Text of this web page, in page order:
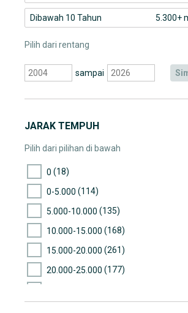
Dibawah 10 Tahun 5.300+
Pilih dari rentang
sampai
JARAK TEMPUH
Pilih dari pilihan di bawah
0 (18)
0-5.000 (114)
5.000-10.000 (135)
10.000-15.000 (168)
15.000-20.000 (261)
20.000-25.000 (177)